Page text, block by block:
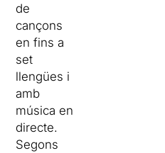
de
cançons
en fins a
set
llengües i
amb
música en
directe.
Segons